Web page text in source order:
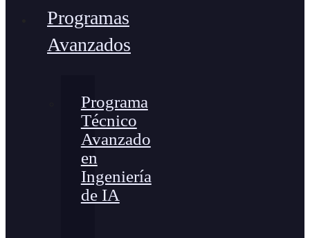
Programas
Avanzados
Programa
Técnico
Avanzado
en
Ingeniería
de IA